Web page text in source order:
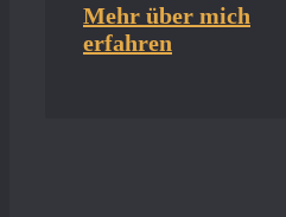
Mehr über mich
erfahren